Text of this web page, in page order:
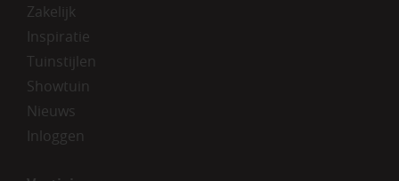
Zakelijk
Inspiratie
Tuinstijlen
Showtuin
Nieuws
Inloggen